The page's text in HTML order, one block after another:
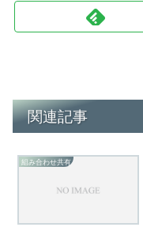
関連記事
組み合わせ共有